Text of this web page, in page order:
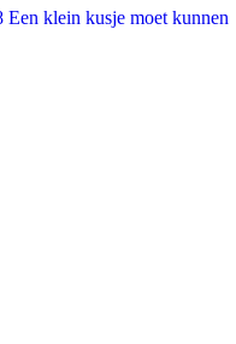
klein kusje moet kunnen